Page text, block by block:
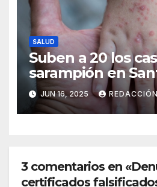
SALUD
Suben a 20 los
sarampión en
Salud intensifica
vacunación
JUN 16, 2025
3 comentarios en
certificados